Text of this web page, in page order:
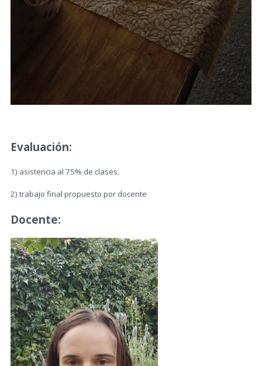
Evaluación:
1) asistencia al 75% de clases.
2) trabajo final propuesto por docente
Docente: